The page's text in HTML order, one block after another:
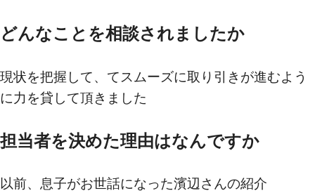
どんなことを相談されましたか
現状を把握して、てスムーズに取り引きが進むよう
に力を貸して頂きました
担当者を決めた理由はなんですか
以前、息子がお世話になった濱辺さんの紹介